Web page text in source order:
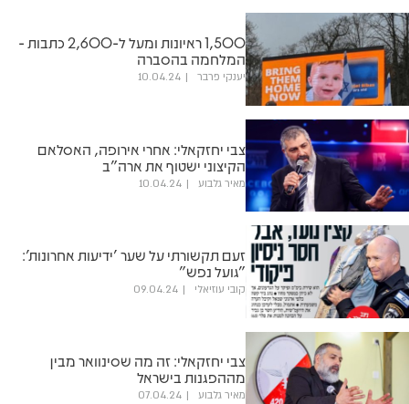
1,500 ראיונות ומעל ל-2,600 כתבות -
המלחמה בהסברה
יענקי פרבר 10.04.24
צבי יחזקאלי: אחרי אירופה, האסלאם
הקיצוני ישטוף את ארה"ב
מאיר גלבוע 10.04.24
זעם תקשורתי על שער 'ידיעות אחרונות':
"גועל נפש"
קובי עוזיאלי 09.04.24
צבי יחזקאלי: זה מה שסינוואר מבין
מההפגנות בישראל
מאיר גלבוע 07.04.24